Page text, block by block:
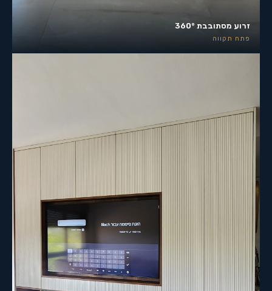
זרוע מסתובבת 360°
פתח תקווה